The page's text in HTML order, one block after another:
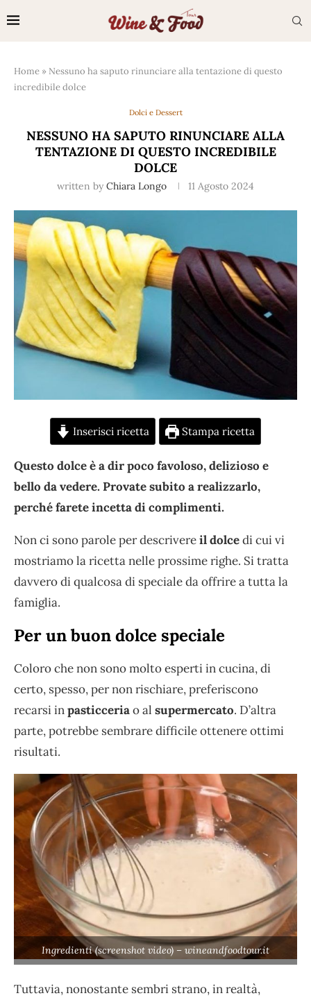
Home » Nessuno ha saputo rinunciare alla tentazione di questo
incredibile dolce
Dolci e Dessert
NESSUNO HA SAPUTO RINUNCIARE ALLA
TENTAZIONE DI QUESTO INCREDIBILE
DOLCE
written by Chiara Longo 11 Agosto 2024
Inserisci ricetta Stampa ricetta
Questo dolce è a dir poco favoloso, delizioso e
bello da vedere. Provate subito a realizzarlo,
perché farete incetta di complimenti.
Non ci sono parole per descrivereil dolcedi cui vi
mostriamo la ricetta nelle prossime righe. Si tratta
davvero di qualcosa di speciale da offrire a tutta la
famiglia.
Per un buon dolce speciale
Coloro che non sono molto esperti in cucina, di
certo, spesso, per non rischiare, preferiscono
recarsi inpasticceriao al supermercato. D’altra
parte, potrebbe sembrare difficile ottenere ottimi
risultati.
Ingredienti (screenshot video) – wineandfoodtour.it
Tuttavia, nonostante sembri strano, in realtà,